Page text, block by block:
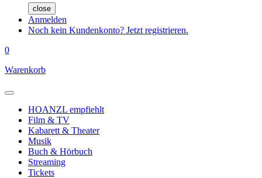
close
Anmelden
Noch kein Kundenkonto? Jetzt registrieren.
0
Warenkorb
HOANZL empfiehlt
Film & TV
Kabarett & Theater
Musik
Buch & Hörbuch
Streaming
Tickets